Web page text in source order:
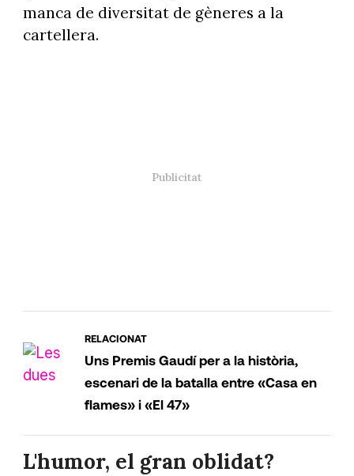
manca de diversitat de gèneres a la
cartellera.
RELACIONAT
Uns Premis Gaudí per a la història,
escenari de la batalla entre «Casa en
flames» i «El 47»
L'humor, el gran oblidat?